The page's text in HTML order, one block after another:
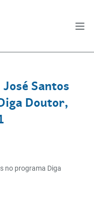
Santos
Doutor,
no programa Diga